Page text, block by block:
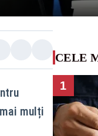
mulți
CELE
1